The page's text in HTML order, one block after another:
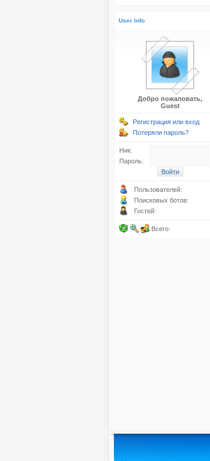
User Info
Добро пожаловать,
Guest
Регистрация или вход
Потеряли пароль?
Ник:
Пароль:
Пользователей:
Поисковых ботов:
Гостей:
Всего: